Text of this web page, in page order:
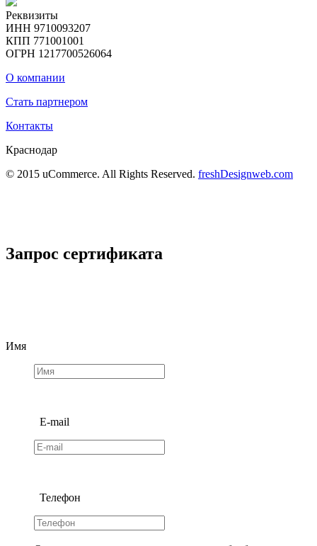
Реквизиты
ИНН 9710093207
КПП 771001001
ОГРН 1217700526064
О компании
Стать партнером
Контакты
Краснодар
© 2015 uCommerce. All Rights Reserved. freshDesignweb.com
Запрос сертификата
Имя
E-mail
Телефон